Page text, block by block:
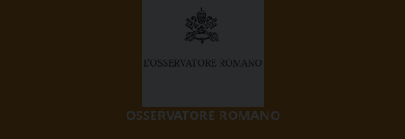
OSSERVATORE ROMANO